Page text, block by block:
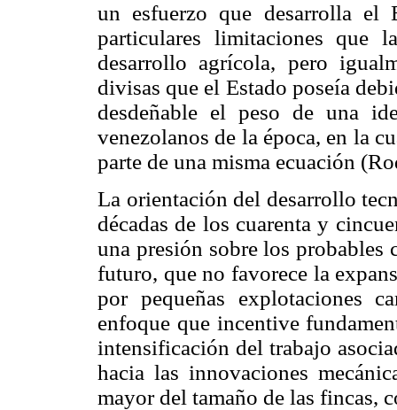
un esfuerzo que desarrolla el
particulares limitaciones que
desarrollo agrícola, pero
divisas que el Estado poseía
desdeñable el peso de una
venezolanos de la época, en la
parte de una misma ecuación
La orientación del desarrollo
décadas de los cuarenta y
una presión sobre los probables
futuro, que no favorece la
por pequeñas explotaciones
enfoque que incentive
intensificación del trabajo
hacia las innovaciones
mayor del tamaño de las fincas,